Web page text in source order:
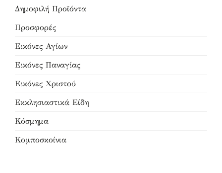
Δημοφιλή Προϊόντα
Προσφορές
Εικόνες Αγίων
Εικόνες Παναγίας
Εικόνες Χριστού
Εκκλησιαστικά Είδη
Κόσμημα
Κομποσκοίνια